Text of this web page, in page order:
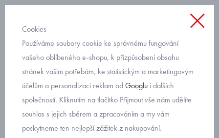
bavlněné
kojenecké polodupačky
Baby service safari béžové
Cookies
Používáme soubory cookie ke správnému fungování
vašeho oblíbeného e-shopu, k přizpůsobení obsahu
stránek vašim potřebám, ke statistickým a marketingovým
účelům a personalizaci reklam odGooglu i dalších
společností. Kliknutím na tlačítko Přijmout vše nám udělíte
souhlas s jejich sběrem a zpracováním a my vám
poskytneme ten nejlepší zážitek z nakupování.